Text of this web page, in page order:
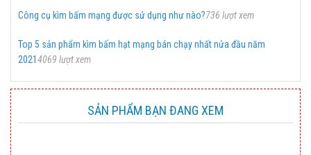
Công cụ kìm bấm mạng được sử dụng như nào?736 lượt xem
Top 5 sản phẩm kìm bấm hạt mạng bán chạy nhất nửa đầu năm
20214069 lượt xem
SẢN PHẨM BẠN ĐANG XEM